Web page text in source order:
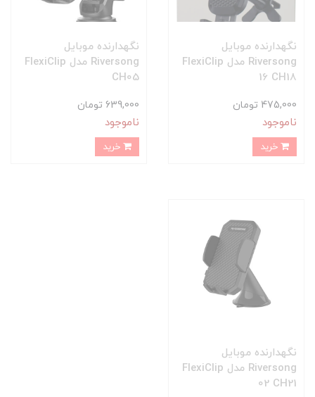
نگهدارنده موبایل
Riversong مدل FlexiClip
16 CH18
475,000 تومان
ناموجود
نگهدارنده موبایل
Riversong مدل FlexiClip
CH05
639,000 تومان
ناموجود
نگهدارنده موبایل
Riversong مدل FlexiClip
02 CH21